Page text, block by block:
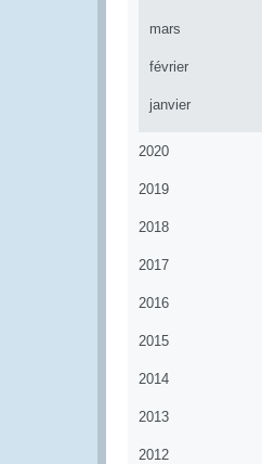
mars
février
janvier
2020
2019
2018
2017
2016
2015
2014
2013
2012